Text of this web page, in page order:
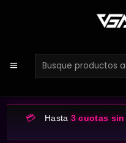
💳 Hasta 3 cuotas